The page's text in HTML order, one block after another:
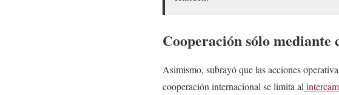
Cooperación sólo mediante
Asimismo, subrayó que las acciones
cooperación internacional se limita al